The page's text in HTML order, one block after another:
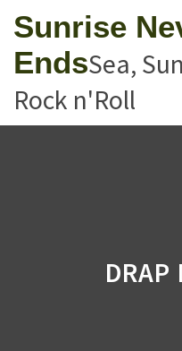
Sunrise
EndsSea,
Rock n'Roll
DRAP